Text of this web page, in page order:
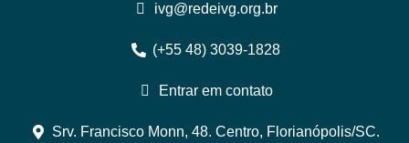
ivg@redeivg.org.br
(+55 48) 3039-1828
Entrar em contato
Srv. Francisco Monn, 48. Centro, Florianópolis/SC.